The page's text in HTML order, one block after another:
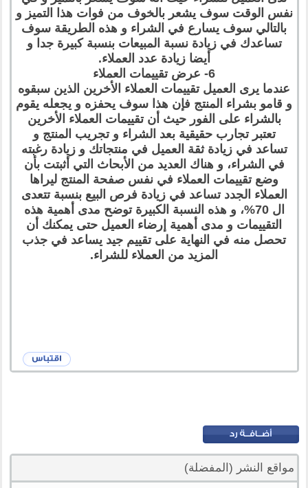
نفس الوقت سوف يشعر بالخوف من فوات هذا التميز و
بالتالي سوف يسارع في الشراء و هذه الطريقة سوف
تساعدك في زيادة نسبة المبيعات بنسبة كبيرة جدا و
أيضا زيادة عدد العملاء.
6- عرض تقييمات العملاء
عندما يرى العميل تقييمات العملاء الأخرين الذين سبقوه
و قامو بشراء المنتج فإن هذا سوف يحفزه و يجعله يقوم
بالشراء على الفور حيث أن تقييمات العملاء الأخرين
تعتبر تجارب حقيقية بعد الشراء و تجريب المنتج و
تساعد في زيادة ثقة العميل في منتجاتك و زيادة رغبته
في الشراء، و هناك العديد من الأبحاث التي أثبتت بأن
وضع تقييمات العملاء في نفس صفحة المنتج ليراها
العملاء الجدد تساعد في زيادة فرص البيع بنسبة تتعدى
ال 70%، و هذه النسبة الكبيرة توضح مدى أهمية هذه
التقييمات و مدى أهمية إرضاء العميل حتى يمكنك أن
تحصل منه في النهاية على تقييم جيد يساعد في جذب
المزيد من العملاء للشراء.
مواقع النشر (المفضلة)